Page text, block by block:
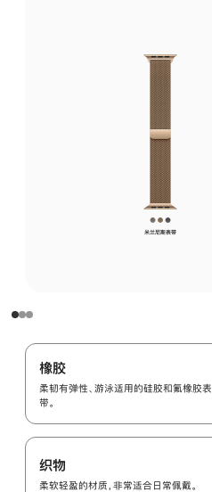
橡胶
柔韧有弹性、游泳适用的硅胶和氟橡胶表
带。
织物
柔软轻盈的材质，非常适合日常佩戴。